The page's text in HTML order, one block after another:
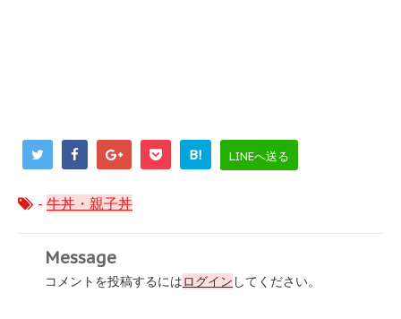
B! LINEへ送る
- 牛丼・親子丼
Message
コメントを投稿するにはログイン してください。